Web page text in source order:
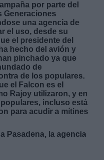
por parte del
Generaciones
una agencia de
el uso, desde su
el presidente del
hecho del avión y
pinchado ya que
de
de los populares.
el Falcon es el
Rajoy utilizaron, y en
incluso está
para acudir a mítines
Pasadena, la agencia